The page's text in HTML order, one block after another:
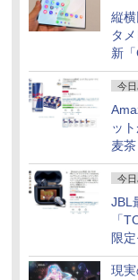
縦
タ
新
今
ッ
麦
今
JBL
「
限
現実